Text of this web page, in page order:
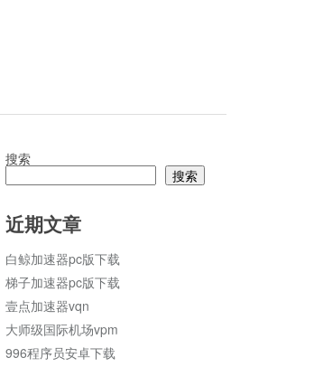
搜索
搜索
近期文章
白鲸加速器pc版下载
梯子加速器pc版下载
壹点加速器vqn
大师级国际机场vpm
996程序员安卓下载